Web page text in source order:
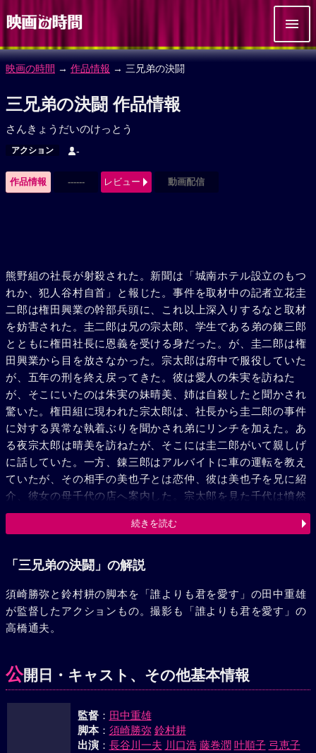
映画の時間 → 作品情報 → 三兄弟の決闘
三兄弟の決闘 作品情報
さんきょうだいのけっとう
アクション -
作品情報 ------ レビュー 動画配信
熊野組の社長が射殺された。新聞は「城南ホテル設立のもつ
れか、犯人谷村自首」と報じた。事件を取材中の記者立花圭
二郎は権田興業の幹部兵頭に、これ以上深入りするなと取材
を妨害された。圭二郎は兄の宗太郎、学生である弟の錬三郎
とともに権田社長に恩義を受ける身だった。が、圭二郎は権
田興業から目を放さなかった。宗太郎は府中で服役していた
が、五年の刑を終え戻ってきた。彼は愛人の朱実を訪ねた
が、そこにいたのは朱実の妹晴美、姉は自殺したと聞かされ
驚いた。権田組に現われた宗太郎は、社長から圭二郎の事件
に対する異常な執着ぶりを聞かされ弟にリンチを加えた。あ
る夜宗太郎は晴美を訪ねたが、そこには圭二郎がいて親しげ
に話していた。一方、錬三郎はアルバイトに車の運転を教え
ていたが、その相手の美也子とは恋仲、彼は美也子を兄に紹
介、彼女の母千代の店へ案内した。宗太郎を見た千代は憤然
とした。千代にとって宗太郎は亡夫の仇だった。それを知ら
ぬ美也子に彼女は錬三郎との交際を禁じた。そのころ、兵頭
の利権を任せると聞かされ不満だった。というのも熊野組社
がやったからだ。これをかぎつけた圭二郎は刑務所で谷村と
面会、事件の真相を知ろうとしたが途中、弁護士浜崎と何事
かを策す兵頭の車とすれ違った。危険を冒そうとする圭二郎
創立十周年祝賀がもよおされた。宴席で美也子との間をきか
れたのは、兄貴のせいだと宗太郎を責める錬三郎を見た兵頭
ころがその日、権田社長が刑事に連行された。驚愕する一同
の中で意味深げな笑いをもらすのは兵頭と浜崎の二人。社長
は起訴され谷村は自供した。一切が兵頭と浜崎の組乗っとり
続きを読む
「三兄弟の決闘」の解説
須崎勝弥と鈴村耕の脚本を「誰よりも君を愛す」の田中重雄
が監督したアクションもの。撮影も「誰よりも君を愛す」の
高橋通夫。
公開日・キャスト、その他基本情報
監督： 田中重雄
脚本： 須崎勝弥 鈴村耕
出演： 長谷川一夫 川口浩 藤巻潤 叶順子 弓恵子